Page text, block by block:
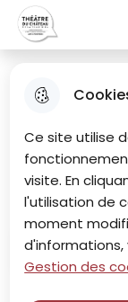
Ce site utilise
visite. En
l'utilisation de
moment
d'informations,
Gestion des
Aller
au
menu
Accueil
Sommaire